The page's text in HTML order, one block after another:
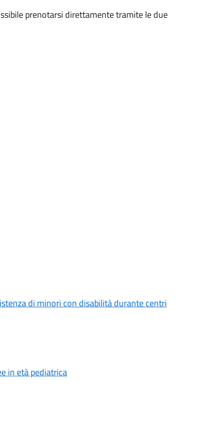
prenotarsi direttamente tramite le due
di minori con disabilità durante centri
in età pediatrica